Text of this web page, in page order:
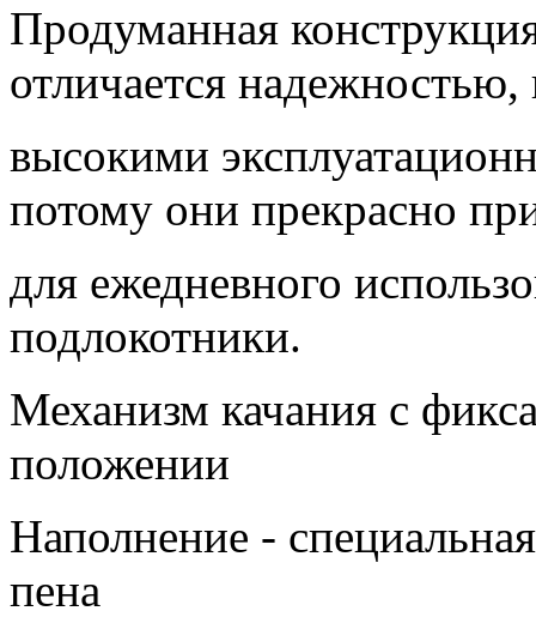
Продуманная
отличается
высокими
потому они прекрасно
для ежедневного
подлокотники.
Механизм качания с
положении
Наполнение -
пена